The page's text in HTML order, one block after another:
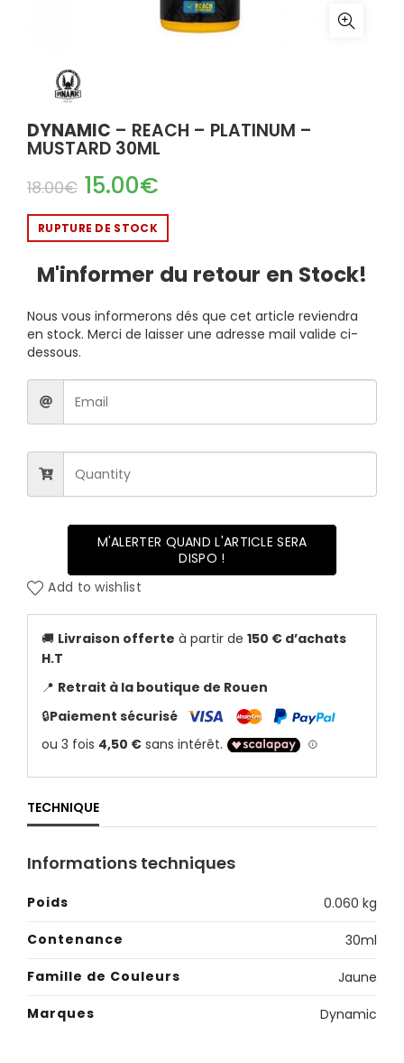
DYNAMIC – REACH – PLATINUM –
MUSTARD 30ML
18.00€ 15.00€
RUPTURE DE STOCK
M'informer du retour en Stock!
Nous vous informerons dés que cet article reviendra
en stock. Merci de laisser une adresse mail valide ci-
dessous.
M'ALERTER QUAND L'ARTICLE SERA
DISPO !
Add to wishlist
🚚 Livraison offerte à partir de 150 € d’achats
H.T
📍 Retrait à la boutique de Rouen
🔒Paiement sécurisé
TECHNIQUE
Informations techniques
Poids
0.060 kg
Contenance
30ml
Famille de Couleurs
Jaune
Marques
Dynamic